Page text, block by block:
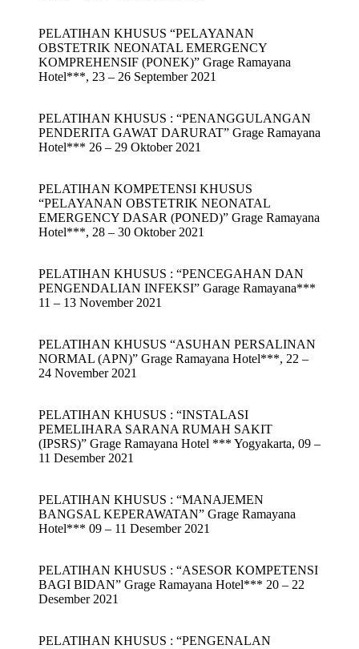
PELATIHAN KHUSUS “PELAYANAN
OBSTETRIK NEONATAL EMERGENCY
KOMPREHENSIF (PONEK)” Grage Ramayana
Hotel***, 23 – 26 September 2021
PELATIHAN KHUSUS : “PENANGGULANGAN
PENDERITA GAWAT DARURAT” Grage Ramayana
Hotel*** 26 – 29 Oktober 2021
PELATIHAN KOMPETENSI KHUSUS
“PELAYANAN OBSTETRIK NEONATAL
EMERGENCY DASAR (PONED)” Grage Ramayana
Hotel***, 28 – 30 Oktober 2021
PELATIHAN KHUSUS : “PENCEGAHAN DAN
PENGENDALIAN INFEKSI” Garage Ramayana***
11 – 13 November 2021
PELATIHAN KHUSUS “ASUHAN PERSALINAN
NORMAL (APN)” Grage Ramayana Hotel***, 22 –
24 November 2021
PELATIHAN KHUSUS : “INSTALASI
PEMELIHARA SARANA RUMAH SAKIT
(IPSRS)” Grage Ramayana Hotel *** Yogyakarta, 09 –
11 Desember 2021
PELATIHAN KHUSUS : “MANAJEMEN
BANGSAL KEPERAWATAN” Grage Ramayana
Hotel*** 09 – 11 Desember 2021
PELATIHAN KHUSUS : “ASESOR KOMPETENSI
BAGI BIDAN” Grage Ramayana Hotel*** 20 – 22
Desember 2021
PELATIHAN KHUSUS : “PENGENALAN